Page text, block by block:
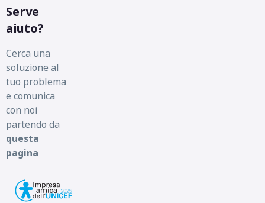
Serve
aiuto?
Cerca una
soluzione al
tuo problema
e comunica
con noi
partendo da
questa
pagina